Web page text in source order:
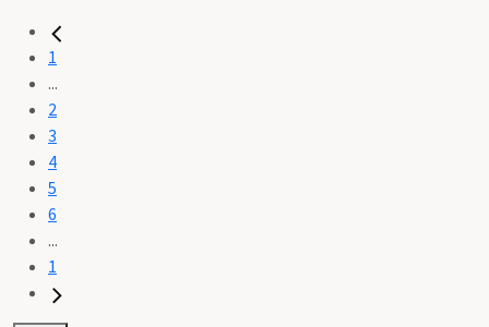
1
...
2
3
4
5
6
...
1